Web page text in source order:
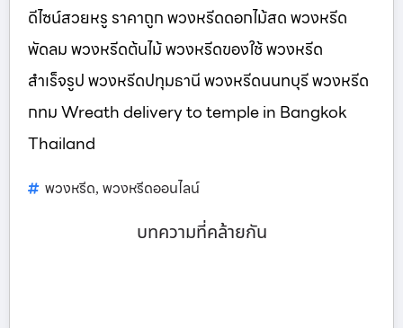
ดีไซน์สวยหรู ราคาถูก พวงหรีดดอกไม้สด พวงหรีด
พัดลม พวงหรีดต้นไม้ พวงหรีดของใช้ พวงหรีด
สำเร็จรูป พวงหรีดปทุมธานี พวงหรีดนนทบุรี พวงหรีด
กทม Wreath delivery to temple in Bangkok
Thailand
พวงหรีด, พวงหรีดออนไลน์
บทความที่คล้ายกัน